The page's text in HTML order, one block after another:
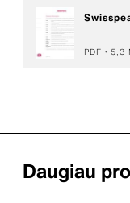
PDF 5,3
Daugiau